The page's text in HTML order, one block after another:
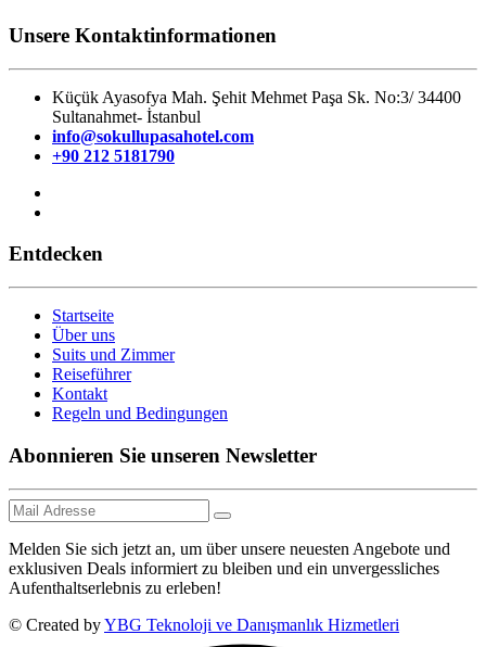
Unsere Kontaktinformationen
Küçük Ayasofya Mah. Şehit Mehmet Paşa Sk. No:3/ 34400
Sultanahmet- İstanbul
info@sokullupasahotel.com
+90 212 5181790
Entdecken
Startseite
Über uns
Suits und Zimmer
Reiseführer
Kontakt
Regeln und Bedingungen
Abonnieren Sie unseren Newsletter
Melden Sie sich jetzt an, um über unsere neuesten Angebote und
exklusiven Deals informiert zu bleiben und ein unvergessliches
Aufenthaltserlebnis zu erleben!
© Created byYBG Teknoloji ve Danışmanlık Hizmetleri